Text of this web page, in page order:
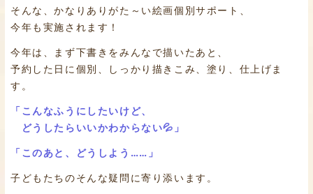
そんな、かなりありがた～い絵画個別サポート、
今年も実施されます！
今年は、まず下書きをみんなで描いたあと、
予約した日に個別、しっかり描きこみ、塗り、仕上げま
す。
「こんなふうにしたいけど、
どうしたらいいかわからない💦」
「このあと、どうしよう……」
子どもたちのそんな疑問に寄り添います。